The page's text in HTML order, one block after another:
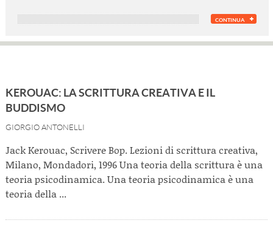
CONTINUA
KEROUAC: LA SCRITTURA CREATIVA E IL
BUDDISMO
GIORGIO ANTONELLI
Jack Kerouac, Scrivere Bop. Lezioni di scrittura creativa,
Milano, Mondadori, 1996 Una teoria della scrittura è una
teoria psicodinamica. Una teoria psicodinamica è una
teoria della ...